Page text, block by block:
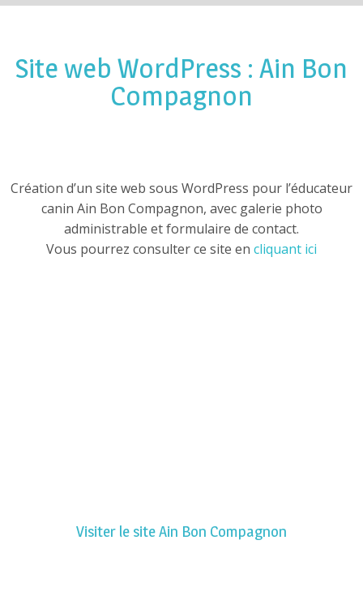
Site web WordPress : Ain Bon
Compagnon
Création d’un site web sous WordPress pour l’éducateur
canin Ain Bon Compagnon, avec galerie photo
administrable et formulaire de contact.
Vous pourrez consulter ce site en cliquant ici
Visiter le site Ain Bon Compagnon